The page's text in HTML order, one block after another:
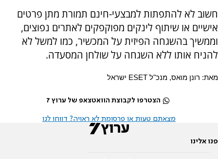
חשוב לא להתפתות למבצעי-חינם תמורת מתן פרטים
אישיים או שיתוף לינקים מפוקפקים לאתרים נפוצים,
וממשיך בהשגחה הפיזית על המכשיר, כמו למשל לא
להניח אותו ללא השגחה על שולחן המסעדה.
מאת: רונן מואס, מנכ"ל ESET ישראל
הצטרפו לקבוצת הוואטצאפ של ערוץ 7
מצאתם טעות או פרסומת לא ראויה? דווחו לנו
פנו אלינו